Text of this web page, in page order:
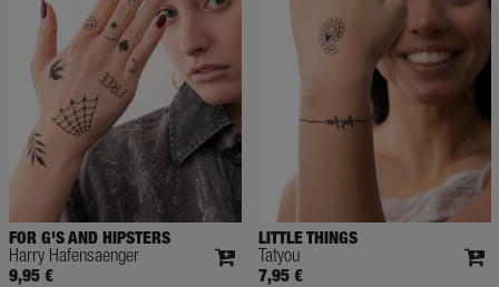
FOR G'S AND HIPSTERS
Harry Hafensaenger
9,95 €
LITTLE THINGS
Tatyou
7,95 €